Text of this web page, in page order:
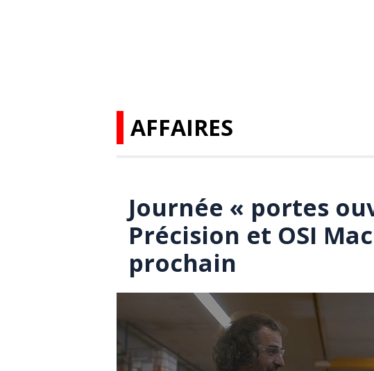
AFFAIRES
Journée « portes
Précision et OSI
prochain